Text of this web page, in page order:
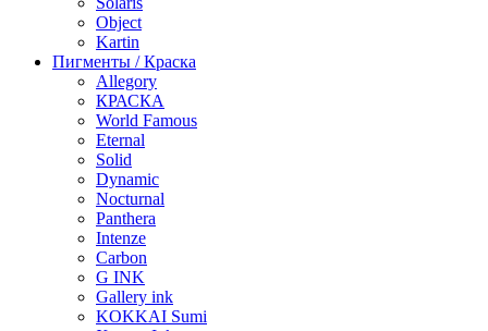
Object
Kartin
Пигменты / Краска
Allegory
КРАСКА
World Famous
Eternal
Solid
Dynamic
Nocturnal
Panthera
Intenze
Carbon
G INK
Gallery ink
KOKKAI Sumi